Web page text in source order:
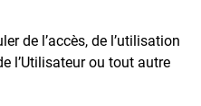
de l’accès, de l’utilisation
l’Utilisateur ou tout autre